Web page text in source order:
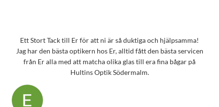
Ett Stort Tack till Er för att ni är så duktiga och hjälpsamma!
Jag har den bästa optikern hos Er, alltid fått den bästa servicen
från Er alla med att matcha olika glas till era fina bågar på
Hultins Optik Södermalm.